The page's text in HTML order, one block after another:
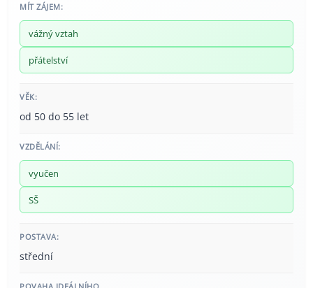
MÍT ZÁJEM:
vážný vztah
přátelství
VĚK:
od 50 do 55 let
VZDĚLÁNÍ:
vyučen
SŠ
POSTAVA:
střední